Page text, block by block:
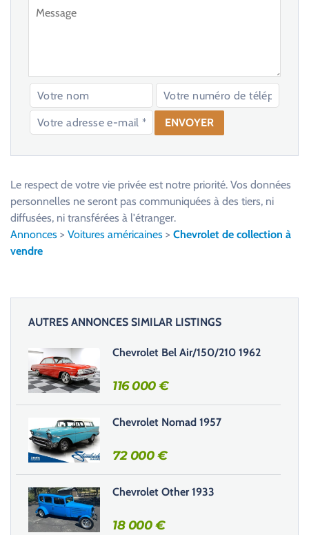
e
s
r
c
c
h
a
m
p
v
Le respect de votre vie privée est notre priorité. Vos données
personnelles ne seront pas communiquées à des tiers, ni
diffusées, ni transférées à l'étranger.
Annonces > Voitures américaines > Chevrolet de collection à
vendre
AUTRES ANNONCES SIMILAR LISTINGS
Chevrolet Bel Air/150/210 1962
116 000€
Chevrolet Nomad 1957
72 000€
Chevrolet Other 1933
18 000€